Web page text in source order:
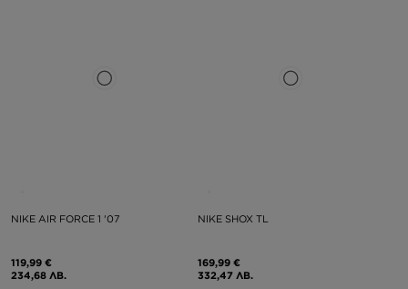
NIKE AIR FORCE 1 '07
119,99 €
234,68 ЛВ.
NIKE SHOX TL
169,99 €
332,47 ЛВ.